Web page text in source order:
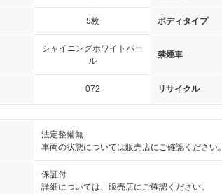
5枚 ボディタイプ
シャイニングホワイトパー
ル
禁煙車
072 リサイクル
法定整備無
車両の状態については販売店にご確認ください。
保証付
詳細については、販売店にご確認ください。